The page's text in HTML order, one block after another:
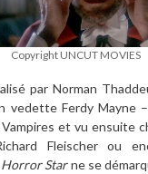
Copyright UNCUT MOVIES
par Norman
vedette Ferdy Mayne
et vu ensuite
Fleischer ou
Horror Starne se